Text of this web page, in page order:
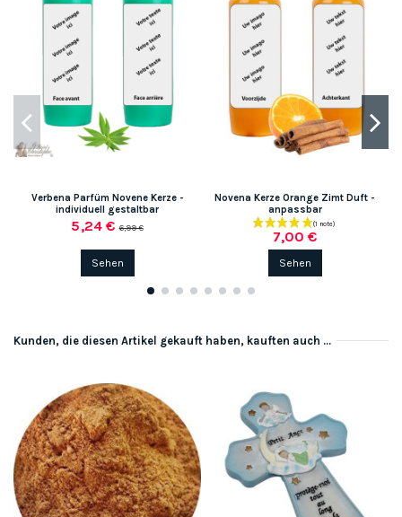
Verbena Parfüm Novene Kerze -
individuell gestaltbar
5,24 €6,99 €
Sehen
Novena Kerze Orange Zimt Duft -
anpassbar
7,00 €
Sehen
Kunden, die diesen Artikel gekauft haben, kauften auch ...